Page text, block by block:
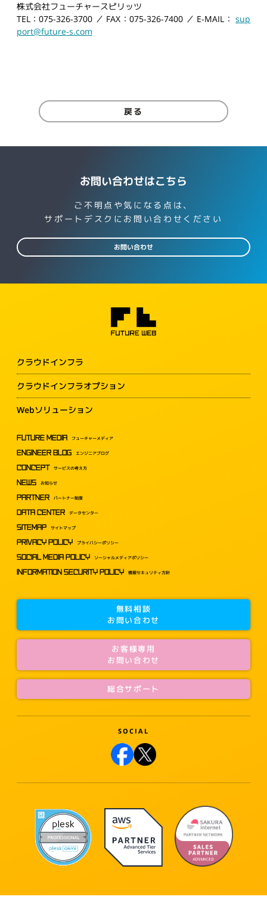
株式会社フューチャースピリッツ
TEL：075-326-3700 ／ FAX：075-326-7400 ／ E-MAIL：sup
port@future-s.com
戻る
お問い合わせはこちら
ご不明点や気になる点は、
サポートデスクにお問い合わせください
お問い合わせ
クラウドインフラ
クラウドインフラオプション
Webソリューション
FUTURE MEDIA フューチャーメディア
ENGINEER BLOG エンジニアブログ
CONCEPT サービスの考え方
NEWS お知らせ
PARTNER パートナー制度
DATA CENTER データセンター
SITEMAP サイトマップ
PRIVACY POLICY プライバシーポリシー
SOCIAL MEDIA POLICY ソーシャルメディアポリシー
INFORMATION SECURITY POLICY 情報セキュリティ方針
無料相談
お問い合わせ
お客様専用
お問い合わせ
総合サポート